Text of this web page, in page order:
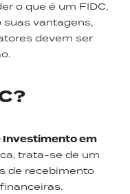
o que é um FIDC,
suas vantagens,
devem ser
Investimento em
trata-se de um
de recebimento